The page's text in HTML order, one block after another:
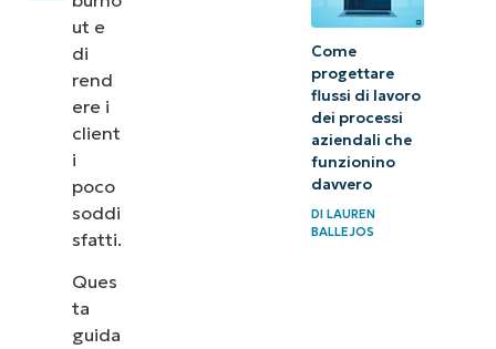
ut e
di
rend
ere i
client
i
poco
soddi
sfatti.
Ques
ta
guida
Come
progettare
flussi di lavoro
dei processi
aziendali che
funzionino
davvero
DILAUREN
BALLEJOS